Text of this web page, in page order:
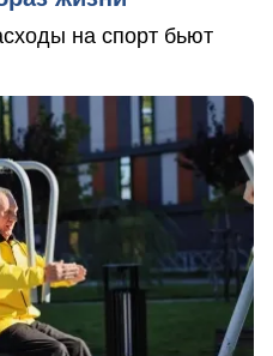
на спорт бьют